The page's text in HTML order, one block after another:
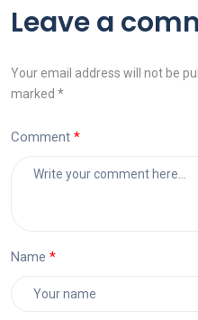
Leave a
Your email address will not be
marked *
Comment
Name